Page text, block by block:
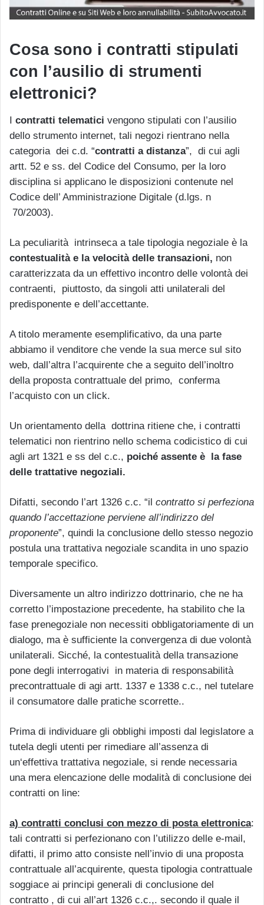
Cosa sono i contratti stipulati
con l’ausilio di strumenti
elettronici?
I contratti telematici vengono stipulati con l’ausilio
dello strumento internet, tali negozi rientrano nella
categoria dei c.d. “contratti a distanza”, di cui agli
artt. 52 e ss. del Codice del Consumo, per la loro
disciplina si applicano le disposizioni contenute nel
Codice dell’ Amministrazione Digitale (d.lgs. n
70/2003).
La peculiarità intrinseca a tale tipologia negoziale è la
contestualità e la velocità delle transazioni, non
caratterizzata da un effettivo incontro delle volontà dei
contraenti, piuttosto, da singoli atti unilaterali del
predisponente e dell’accettante.
A titolo meramente esemplificativo, da una parte
abbiamo il venditore che vende la sua merce sul sito
web, dall’altra l’acquirente che a seguito dell’inoltro
della proposta contrattuale del primo, conferma
l’acquisto con un click.
Un orientamento della dottrina ritiene che, i contratti
telematici non rientrino nello schema codicistico di cui
agli art 1321 e ss del c.c., poiché assente è la fase
delle trattative negoziali.
Difatti, secondo l’art 1326 c.c. “il contratto si perfeziona
quando l’accettazione perviene all’indirizzo del
proponente”, quindi la conclusione dello stesso negozio
postula una trattativa negoziale scandita in uno spazio
temporale specifico.
Diversamente un altro indirizzo dottrinario, che ne ha
corretto l’impostazione precedente, ha stabilito che la
fase prenegoziale non necessiti obbligatoriamente di un
dialogo, ma è sufficiente la convergenza di due volontà
unilaterali. Sicché, la contestualità della transazione
pone degli interrogativi in materia di responsabilità
precontrattuale di agi artt. 1337 e 1338 c.c., nel tutelare
il consumatore dalle pratiche scorrette..
Prima di individuare gli obblighi imposti dal legislatore a
tutela degli utenti per rimediare all’assenza di
un‘effettiva trattativa negoziale, si rende necessaria
una mera elencazione delle modalità di conclusione dei
contratti on line:
a) contratti conclusi con mezzo di posta elettronica:
tali contratti si perfezionano con l’utilizzo delle e-mail,
difatti, il primo atto consiste nell’invio di una proposta
contrattuale all’acquirente, questa tipologia contrattuale
soggiace ai principi generali di conclusione del
contratto , di cui all’art 1326 c.c.,. secondo il quale il